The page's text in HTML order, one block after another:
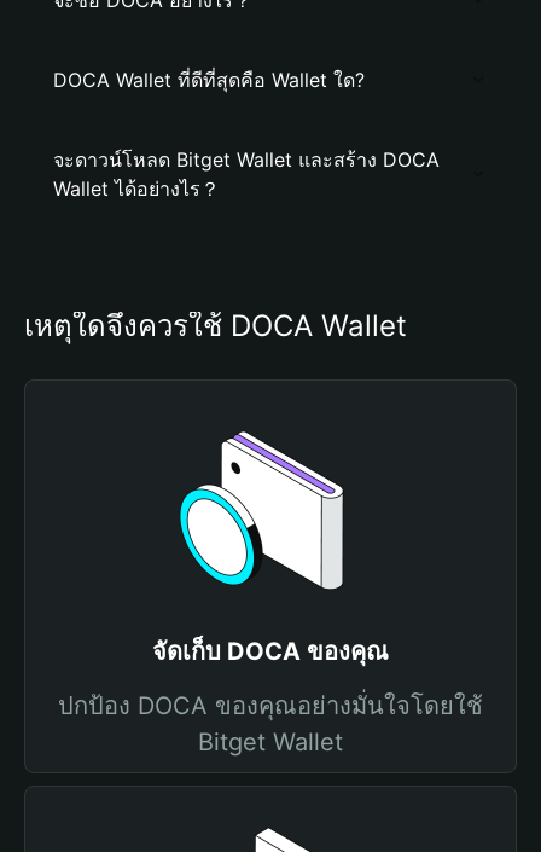
DOCA Wallet ที่ดีที่สุดคือ Wallet ใด?
จะดาวน์โหลด Bitget Wallet และสร้าง DOCA
Wallet ได้อย่างไร？
เหตุใดจึงควรใช้ DOCA Wallet
จัดเก็บ DOCA ของคุณ
ปกป้อง DOCA ของคุณอย่างมั่นใจโดยใช้
Bitget Wallet